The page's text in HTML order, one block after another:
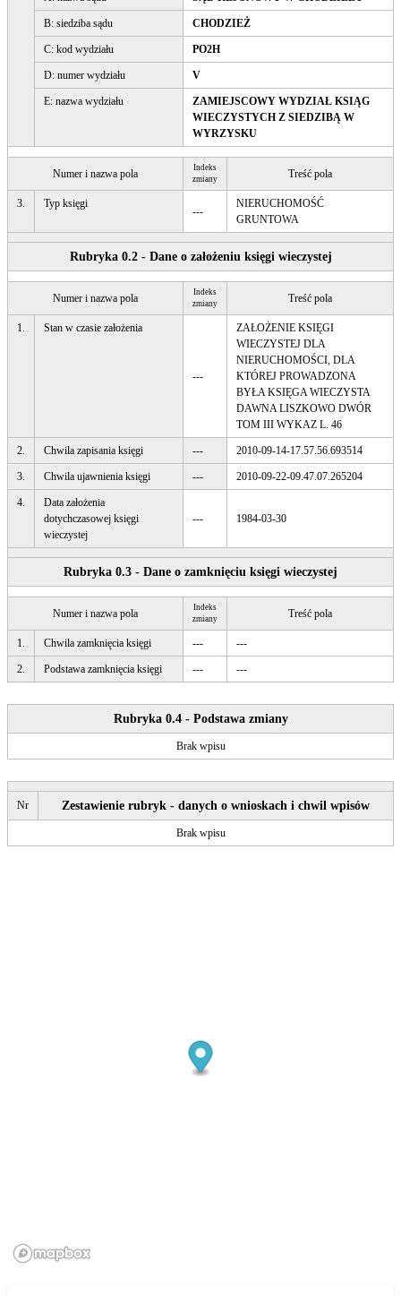
B: siedziba sądu CHODZIEŻ
C: kod wydziału PO2H
D: numer wydziału V
E: nazwa wydziału
ZAMIEJSCOWY WYDZIAŁ KSIĄG
WIECZYSTYCH Z SIEDZIBĄ W
WYRZYSKU
Numer i nazwa pola
Indeks
zmiany
Treść pola
3. Typ księgi
---
NIERUCHOMOŚĆ
GRUNTOWA
Rubryka 0.2 - Dane o założeniu księgi wieczystej
Numer i nazwa pola
Indeks
zmiany
Treść pola
1. Stan w czasie założenia
---
ZAŁOŻENIE KSIĘGI
WIECZYSTEJ DLA
NIERUCHOMOŚCI, DLA
KTÓREJ PROWADZONA
BYŁA KSIĘGA WIECZYSTA
DAWNA LISZKOWO DWÓR
TOM III WYKAZ L. 46
2. Chwila zapisania księgi --- 2010-09-14-17.57.56.693514
3. Chwila ujawnienia księgi --- 2010-09-22-09.47.07.265204
4.
Data założenia
dotychczasowej księgi
wieczystej
--- 1984-03-30
Rubryka 0.3 - Dane o zamknięciu księgi wieczystej
Numer i nazwa pola
Indeks
zmiany
Treść pola
1. Chwila zamknięcia księgi --- ---
2. Podstawa zamknięcia księgi --- ---
Rubryka 0.4 - Podstawa zmiany
Brak wpisu
Nr Zestawienie rubryk - danych o wnioskach i chwil wpisów
Brak wpisu